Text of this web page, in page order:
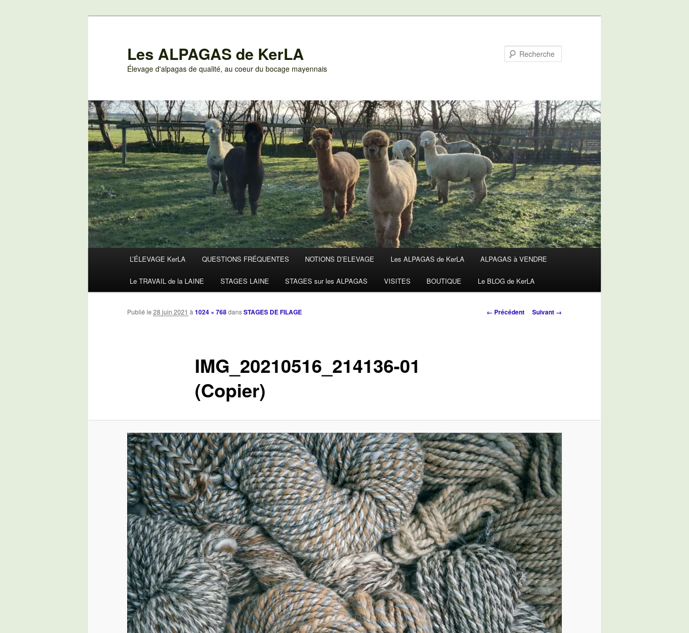
Les ALPAGAS de KerLA
Élevage d'alpagas de qualité, au coeur du bocage mayennais
L’ÉLEVAGE KerLA QUESTIONS FRÉQUENTES NOTIONS D’ELEVAGE Les ALPAGAS de KerLA ALPAGAS à VENDRE
Le TRAVAIL de la LAINE STAGES LAINE STAGES sur les ALPAGAS VISITES BOUTIQUE Le BLOG de KerLA
Navigation
← Précédent Suivant →
IMG_20210516_214136-01
(Copier)
Publié le 28 juin 2021 à1024 × 768dansSTAGES DE FILAGE